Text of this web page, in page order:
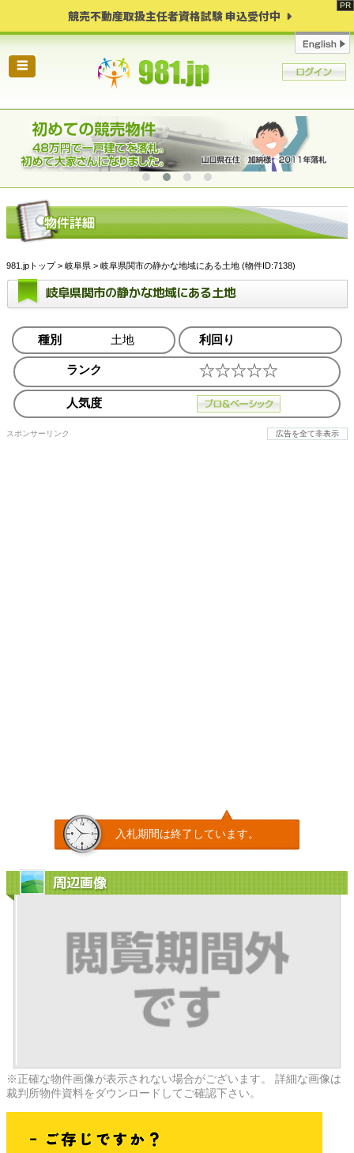
競売不動産取扱主任者資格試験 申込受付中
☰
981.jpトップ> 岐阜県 > 岐阜県関市の静かな地域にある土地 (物件ID:7138)
岐阜県関市の静かな地域にある土地
種別 土地 利回り
ランク
人気度
スポンサーリンク 広告を全て非表示
入札期間は終了しています。
周辺画像
※正確な物件画像が表示されない場合がございます。 詳細な画像は
裁判所物件資料をダウンロードしてご確認下さい。